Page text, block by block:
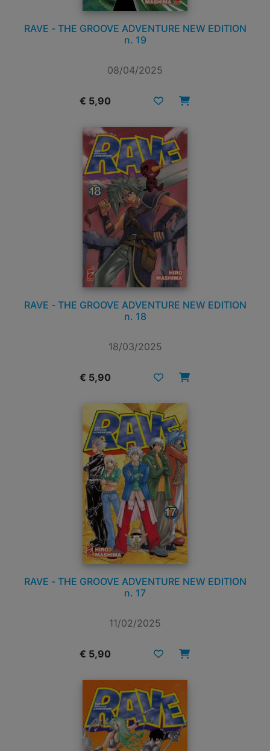
RAVE - THE GROOVE ADVENTURE NEW EDITION
n. 19
08/04/2025
€ 5,90
RAVE - THE GROOVE ADVENTURE NEW EDITION
n. 18
18/03/2025
€ 5,90
RAVE - THE GROOVE ADVENTURE NEW EDITION
n. 17
11/02/2025
€ 5,90